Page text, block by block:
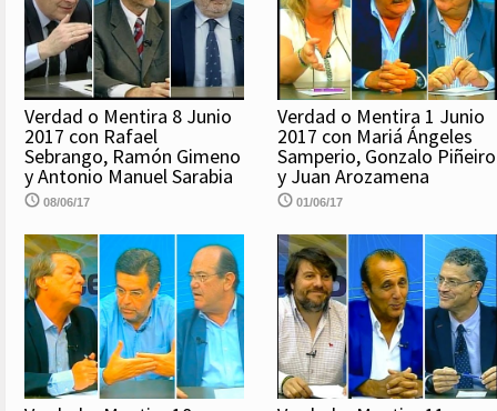
Verdad o Mentira 8 Junio
2017 con Rafael
Sebrango, Ramón Gimeno
y Antonio Manuel Sarabia
08/06/17
Verdad o Mentira 1 Junio
2017 con Mariá Ángeles
Samperio, Gonzalo Piñeiro
y Juan Arozamena
01/06/17